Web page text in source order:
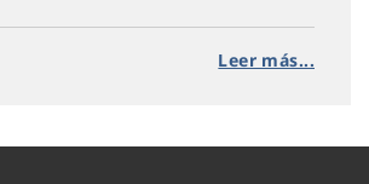
Leer más...